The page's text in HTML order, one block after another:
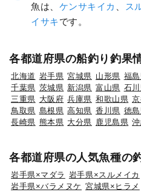
魚は、 ケンサキイカ ス
イサキです。
各都道府県の船釣り釣果
北海道 岩手県 宮城県 山形県 福
千葉県 茨城県 新潟県 富山県 石
三重県 大阪府 兵庫県 和歌山県
鳥取県 島根県 高知県 香川県 徳
長崎県 熊本県 大分県 鹿児島県
各都道府県の人気魚種の
岩手県×マダラ 岩手県×スルメイカ
岩手県×バラメヌケ 宮城県×ヒラメ